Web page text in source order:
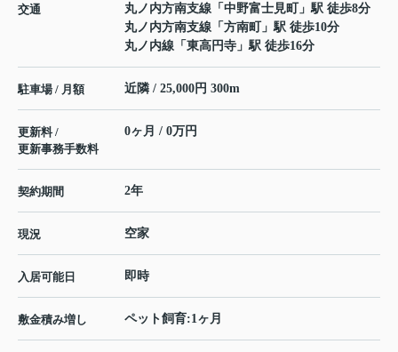
交通 丸ノ内方南支線 「 中野富士見町
」駅 徒歩8分
丸ノ内方南支線 「 方南町
」駅 徒歩10分
丸ノ内線 「 東高円寺 」駅 徒歩16分
駐車場 / 月額 近隣 / 25,000円 300m
更新料 /
更新事務手数料
0ヶ月 / 0万円
契約期間 2年
現況 空家
入居可能日 即時
敷金積み増し ペット飼育:1ヶ月